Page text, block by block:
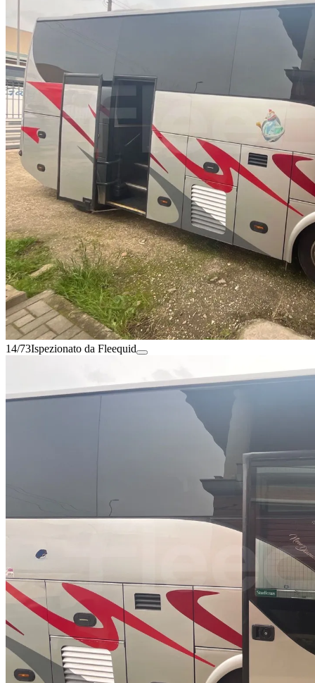
14/73Ispezionato da Fleequid